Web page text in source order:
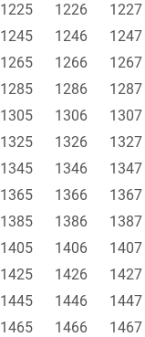
1225 1226 1227
1245 1246 1247
1265 1266 1267
1285 1286 1287
1305 1306 1307
1325 1326 1327
1345 1346 1347
1365 1366 1367
1385 1386 1387
1405 1406 1407
1425 1426 1427
1445 1446 1447
1465 1466 1467